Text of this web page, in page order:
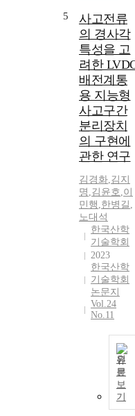
closely
associated
the
development
the
competencies
of talented
people who
will take the
initiative in
future era of
revolution, To
ensure the
efficiency of
blended PBL
instruction, the
kind of
instructional
design that
could
maximize the
strengths of
online and
instructions is
necessary, and
the active
5
사고전류
의 경사각
특성을 고
려한
배전계통
용 지능형
사고구간
분리장치
의 구현에
관한 연구
김경화,김지
명 ,김윤호,이
민행 ,한병길 ,
노대석
한국산학
기술학회
2023
한국산학
기술학회
논문지
Vol.24
No.11
원
문
보
기